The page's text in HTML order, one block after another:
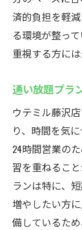
済的負担を軽
る環境が整っ
重視する方に
通い放題プラ
ウテミル藤沢
り、時間を気
24時間営業の
習を重ねるこ
ランは特に、
増やしたい方
備しているた